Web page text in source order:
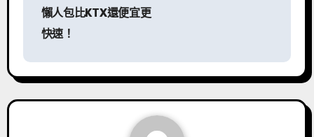
懶人包比KTX還便宜更
快速！